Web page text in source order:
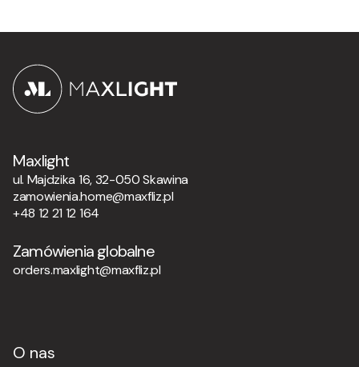
Maxlight
ul. Majdzika 16, 32-050 Skawina
zamowienia.home@maxfliz.pl
+48 12 21 12 164
Zamówienia globalne
orders.maxlight@maxfliz.pl
O nas